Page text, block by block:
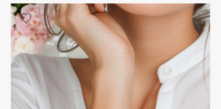
A.LANGE & SOHNE
ランゲ＆ゾーネ
Breguet
ブレゲ
PATEK PHILIPPE
パテック・フィリップ
FRANCK MULLER
フランク・ミュラー
RICHARD MILLE
リシャール・ミル
VACHERON
CONSTANTIN
ヴァシュロン・コンスタ
ンタン
PANERAI
パネライ
レガリア ダブルトップ
YOBIKO
ヨビコ
NOMBRE putite
ノンブルプティ
ALPHA putite
アルファプティ
RICH CROSS
リッチクロス
TwinPinky
ツインピンキー
ガーデンパーティー エブリン
財布
小物